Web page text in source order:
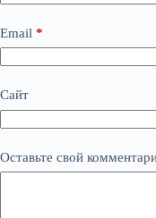
Email *
Сайт
Оставьте свой